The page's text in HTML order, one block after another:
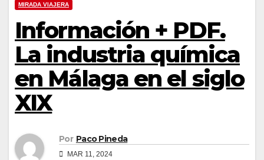
MIRADA VIAJERA
Información + PDF.
La industria química
en Málaga en el siglo
XIX
Por Paco Pineda
MAR 11, 2024